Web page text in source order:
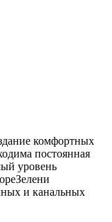
комфортных
постоянная
уровень
и канальных